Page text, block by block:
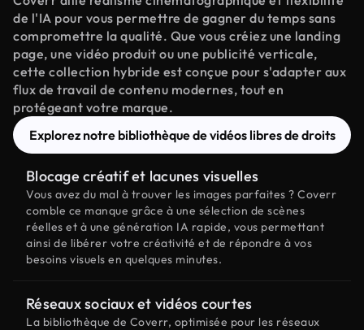
de l'IA pour vous permettre de gagner du temps sans
compromettre la qualité. Que vous créiez une landing
page, une vidéo produit ou une publicité verticale,
cette collection hybride est conçue pour s'adapter aux
flux de travail de contenu modernes, tout en
protégeant votre marque.
Explorez notre bibliothèque de vidéos libres de droits
Blocage créatif et lacunes visuelles
Vous avez du mal à trouver les images parfaites ? Coverr
comble ce manque grâce à une sélection de scènes
réelles et à une génération IA rapide, vous permettant
ainsi de libérer votre créativité et de répondre à vos
besoins visuels en quelques minutes.
Réseaux sociaux et vidéos courtes
La bibliothèque de Coverr, optimisée pour les réseaux